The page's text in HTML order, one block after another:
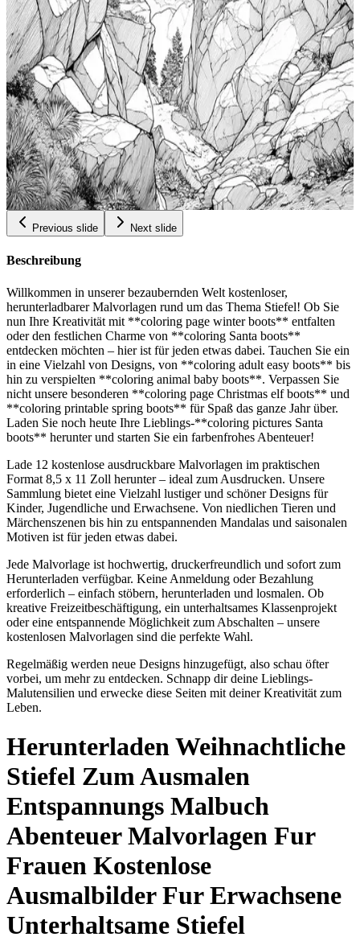
Add to wishlist
Quick view
Malvorlagen Fur Erwachsene Kostenlos Zum
Ausdrucken Lebendige Totemkunst Entfalte Deinen
Inneren Kunstler Stress Relief Malbuch Abenteuer
Malvorlagen Fur Frauen Disney Weisses Totem Zum
Ausmalen
$ 0.99
Add to wishlist
Quick view
Kuhne Felsblocke Kletterkunstseiten Kostenlose
Ausmalbilder Fur Erwachsene Entspannungs
Malbuch Abenteuer Malvorlagen Fur Jugendliche
Kletter Malbilder
$ 0.99
Previous slide Next slide
Beschreibung
Willkommen in unserer bezaubernden Welt kostenloser,
herunterladbarer Malvorlagen rund um das Thema Stiefel! Ob Sie
nun Ihre Kreativität mit **coloring page winter boots** entfalten
oder den festlichen Charme von **coloring Santa boots**
entdecken möchten – hier ist für jeden etwas dabei. Tauchen Sie ein
in eine Vielzahl von Designs, von **coloring adult easy boots** bis
hin zu verspielten **coloring animal baby boots**. Verpassen Sie
nicht unsere besonderen **coloring page Christmas elf boots** und
**coloring printable spring boots** für Spaß das ganze Jahr über.
Laden Sie noch heute Ihre Lieblings-**coloring pictures Santa
boots** herunter und starten Sie ein farbenfrohes Abenteuer!
Lade 12 kostenlose ausdruckbare Malvorlagen im praktischen
Format 8,5 x 11 Zoll herunter – ideal zum Ausdrucken. Unsere
Sammlung bietet eine Vielzahl lustiger und schöner Designs für
Kinder, Jugendliche und Erwachsene. Von niedlichen Tieren und
Märchenszenen bis hin zu entspannenden Mandalas und saisonalen
Motiven ist für jeden etwas dabei.
Jede Malvorlage ist hochwertig, druckerfreundlich und sofort zum
Herunterladen verfügbar. Keine Anmeldung oder Bezahlung
erforderlich – einfach stöbern, herunterladen und losmalen. Ob
kreative Freizeitbeschäftigung, ein unterhaltsames Klassenprojekt
oder eine entspannende Möglichkeit zum Abschalten – unsere
kostenlosen Malvorlagen sind die perfekte Wahl.
Regelmäßig werden neue Designs hinzugefügt, also schau öfter
vorbei, um mehr zu entdecken. Schnapp dir deine Lieblings-
Malutensilien und erwecke diese Seiten mit deiner Kreativität zum
Leben.
Herunterladen Weihnachtliche
Stiefel Zum Ausmalen
Entspannungs Malbuch
Abenteuer Malvorlagen Fur
Frauen Kostenlose
Ausmalbilder Fur Erwachsene
Unterhaltsame Stiefel